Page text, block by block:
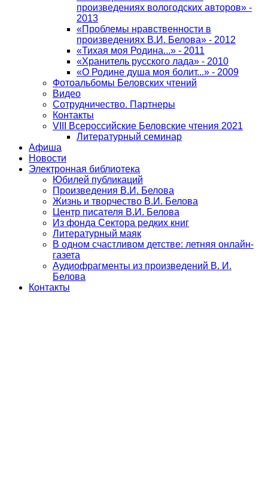
произведениях вологодских авторов» -
2013
«Проблемы нравственности в
произведениях В.И. Белова» - 2012
«Тихая моя Родина...» - 2011
«Хранитель русского лада» - 2010
«О Родине душа моя болит...» - 2009
Фотоальбомы Беловских чтений
Видео
Сотрудничество. Партнеры
Контакты
VIII Всероссийские Беловские чтения 2021
Литературный семинар
Афиша
Новости
Электронная библиотека
Юбилей публикаций
Произведения В.И. Белова
Жизнь и творчество В.И. Белова
Центр писателя В.И. Белова
Из фонда Сектора редких книг
Литературный маяк
В одном счастливом детстве: летняя онлайн-
газета
Аудиофрагменты из произведений В. И.
Белова
Контакты